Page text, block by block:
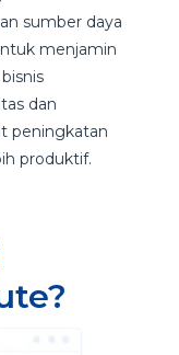
sumber daya
menjamin
dan
peningkatan
produktif.